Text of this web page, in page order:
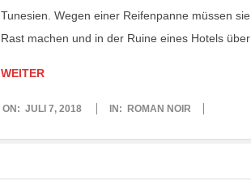
Tunesien. Wegen einer Reifenpanne müssen
Rast machen und in der Ruine eines Hotels
WEITER
ON: JULI 7, 2018 IN: ROMAN NOIR